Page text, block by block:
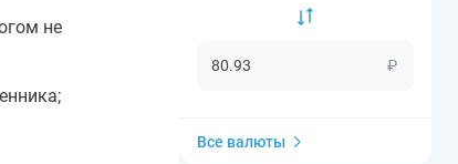
не
₽
Все валюты